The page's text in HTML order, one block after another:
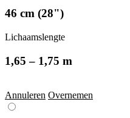
46 cm (28")
Lichaamslengte
1,65 – 1,75 m
Annuleren Overnemen